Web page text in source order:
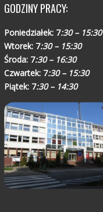
GODZINY PRACY:
Poniedziałek: 7:30 – 15:30
Wtorek: 7:30 – 15:30
Środa: 7:30 – 16:30
Czwartek: 7:30 – 15:30
Piątek: 7:30 – 14:30